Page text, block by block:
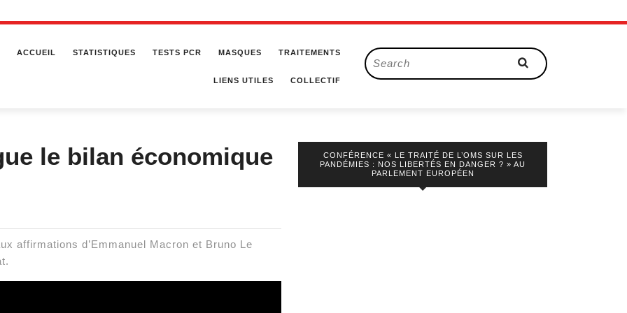
ACCUEIL STATISTIQUES TESTS PCR MASQUES TRAITEMENTS
LIENS UTILES COLLECTIF
Search
for:
le bilan économique
affirmations d’Emmanuel Macron et Bruno Le
CONFÉRENCE « LE TRAITÉ DE L’OMS SUR LES
PANDÉMIES : NOS LIBERTÉS EN DANGER ? » AU
PARLEMENT EUROPÉEN